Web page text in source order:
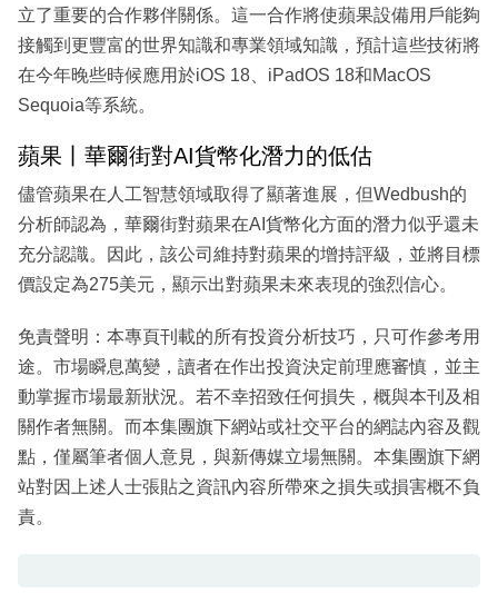
立了重要的合作夥伴關係。這一合作將使蘋果設備用戶能夠
接觸到更豐富的世界知識和專業領域知識，預計這些技術將
在今年晚些時候應用於iOS 18、iPadOS 18和MacOS
Sequoia等系統。
蘋果丨華爾街對AI貨幣化潛力的低估
儘管蘋果在人工智慧領域取得了顯著進展，但Wedbush的
分析師認為，華爾街對蘋果在AI貨幣化方面的潛力似乎還未
充分認識。因此，該公司維持對蘋果的增持評級，並將目標
價設定為275美元，顯示出對蘋果未來表現的強烈信心。
免責聲明：本專頁刊載的所有投資分析技巧，只可作參考用
途。市場瞬息萬變，讀者在作出投資決定前理應審慎，並主
動掌握市場最新狀況。若不幸招致任何損失，概與本刊及相
關作者無關。而本集團旗下網站或社交平台的網誌內容及觀
點，僅屬筆者個人意見，與新傳媒立場無關。本集團旗下網
站對因上述人士張貼之資訊內容所帶來之損失或損害概不負
責。